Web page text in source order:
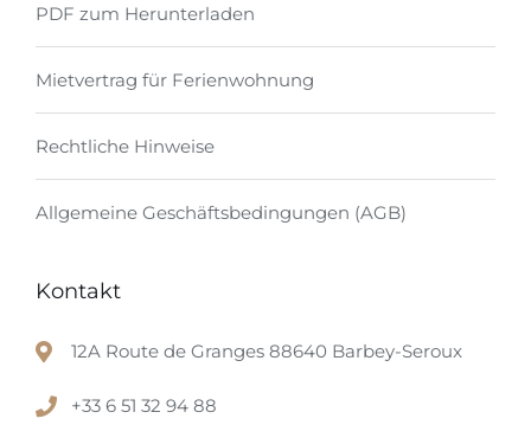
PDF zum Herunterladen
Mietvertrag für Ferienwohnung
Rechtliche Hinweise
Allgemeine Geschäftsbedingungen (AGB)
Kontakt
12A Route de Granges 88640 Barbey-Seroux
+33 6 51 32 94 88